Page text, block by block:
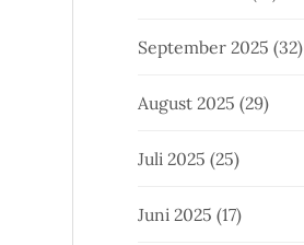
September 2025 (32)
August 2025 (29)
Juli 2025 (25)
Juni 2025 (17)